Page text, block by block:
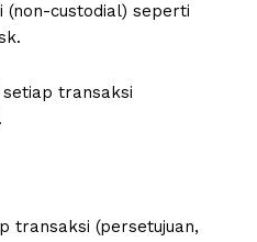
(non-custodial) seperti
transaksi
transaksi (persetujuan,